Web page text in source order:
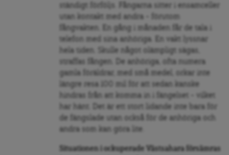
ständigt förföljs. Fångarna sitter i ensamceller
utan kontakt med andra – förutom
fångvakten. En gång i månaden får de tala i
telefon med sina anhöriga. En vakt lyssnar
hela tiden. Skulle något olämpligt sägas,
straffas fången. De anhöriga, ofta numera
gamla föräldrar, med små medel, orkar inte
längre resa 100 mil för att sedan kanske
hindras från att komma in i fängelset – vilket
har hänt. Det är ett stort lidande inte bara för
de fängslade utan också för de anhöriga och
andra som kan göra lite.
Situationen i ockuperade Västsahara försämras